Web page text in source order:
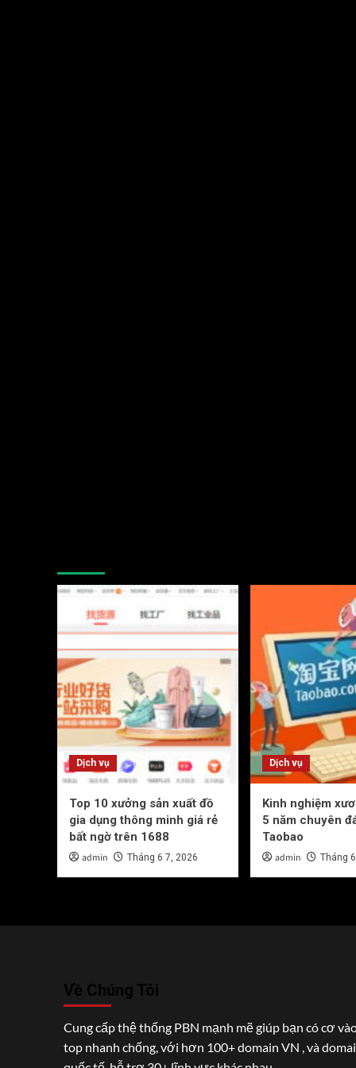
Dịch vụ
Top 10 xưởng sản xuất đồ
gia dụng thông minh giá rẻ
bất ngờ trên 1688
admin Tháng 6 7, 2026
Dịch vụ
Kinh nghiệm
5 năm chuyên
Taobao
admin Tháng
Về Chúng Tôi
Cung cấp thệ thống PBN mạnh mẽ giúp bạn có cơ
top nhanh chống, với hơn 100+ domain VN , và